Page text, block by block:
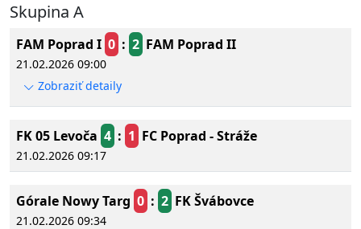
Skupina A
FAM Poprad I 0 : 2 FAM Poprad II
21.02.2026 09:00
Zobraziť detaily
FK 05 Levoča 4 : 1 FC Poprad - Stráže
21.02.2026 09:17
Górale Nowy Targ 0 : 2 FK Švábovce
21.02.2026 09:34